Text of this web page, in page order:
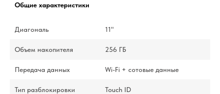
Общие характеристики
Диагональ 11"
Объем накопителя 256 ГБ
Передача данных Wi-Fi + сотовые данные
Тип разблокировки Touch ID